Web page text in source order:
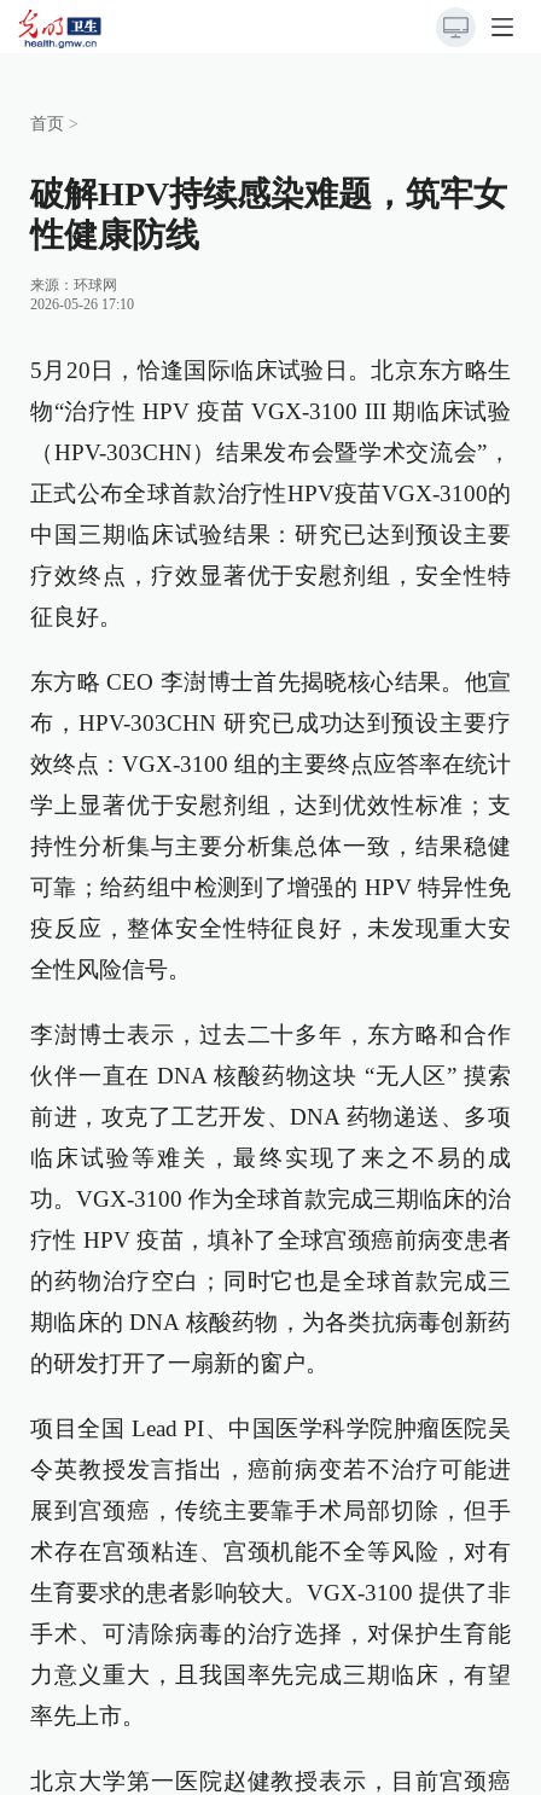
首页 >
破解HPV持续感染难题，筑牢女
性健康防线
来源： 环球网
2026-05-26 17:10
5月20日，恰逢国际临床试验日。北京东方略生
物“治疗性 HPV 疫苗 VGX-3100 III 期临床试验
（HPV-303CHN）结果发布会暨学术交流会”，
正式公布全球首款治疗性HPV疫苗VGX-3100的
中国三期临床试验结果：研究已达到预设主要
疗效终点，疗效显著优于安慰剂组，安全性特
征良好。
东方略 CEO 李澍博士首先揭晓核心结果。他宣
布，HPV-303CHN 研究已成功达到预设主要疗
效终点：VGX-3100 组的主要终点应答率在统计
学上显著优于安慰剂组，达到优效性标准；支
持性分析集与主要分析集总体一致，结果稳健
可靠；给药组中检测到了增强的 HPV 特异性免
疫反应，整体安全性特征良好，未发现重大安
全性风险信号。
李澍博士表示，过去二十多年，东方略和合作
伙伴一直在 DNA 核酸药物这块 “无人区” 摸索
前进，攻克了工艺开发、DNA 药物递送、多项
临床试验等难关，最终实现了来之不易的成
功。VGX-3100 作为全球首款完成三期临床的治
疗性 HPV 疫苗，填补了全球宫颈癌前病变患者
的药物治疗空白；同时它也是全球首款完成三
期临床的 DNA 核酸药物，为各类抗病毒创新药
的研发打开了一扇新的窗户。
项目全国 Lead PI、中国医学科学院肿瘤医院吴
令英教授发言指出，癌前病变若不治疗可能进
展到宫颈癌，传统主要靠手术局部切除，但手
术存在宫颈粘连、宫颈机能不全等风险，对有
生育要求的患者影响较大。VGX-3100 提供了非
手术、可清除病毒的治疗选择，对保护生育能
力意义重大，且我国率先完成三期临床，有望
率先上市。
北京大学第一医院赵健教授表示，目前宫颈癌